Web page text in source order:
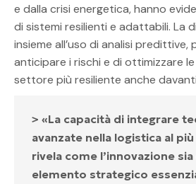
e dalla crisi energetica, hanno
di sistemi resilienti e adattabili. La
insieme all’uso di analisi predittive,
anticipare i rischi e di ottimizzare
settore più resiliente anche
> «La capacità di integrare
avanzate nella logistica al
rivela come l’innovazione
elemento strategico